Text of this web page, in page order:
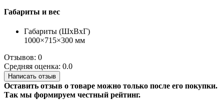
Габариты и вес
Габариты (ШхВхГ)
1000×715×300 мм
Отзывов: 0
Средняя оценка: 0.0
Написать отзыв
Оставить отзыв о товаре можно только после его покупки.
Так мы формируем честный рейтинг.